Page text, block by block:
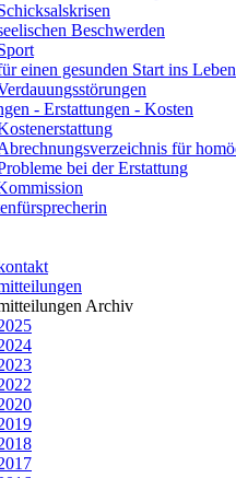
Beschwerden
einen gesunden Start ins Leben
- Erstattungen - Kosten
für
bei der Erstattung
Archiv